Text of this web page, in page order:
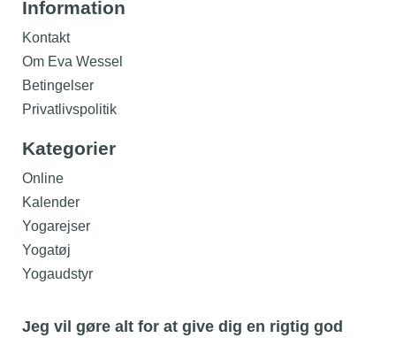
Information
Kontakt
Om Eva Wessel
Betingelser
Privatlivspolitik
Kategorier
Online
Kalender
Yogarejser
Yogatøj
Yogaudstyr
Jeg vil gøre alt for at give dig en rigtig god